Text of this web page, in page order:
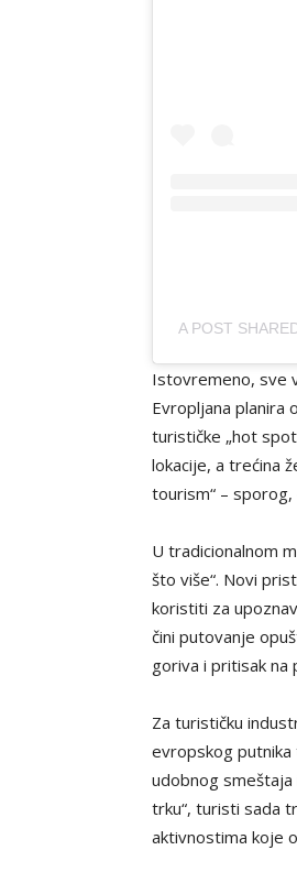
A POST
Istovremeno, sve
Evropljana planira
turističke „hot
lokacije, a trećina
tourism“ –
U tradicionalnom
što više“. Novi
koristiti za
čini putovanje
goriva i pritisak na
Za turističku
evropskog putnika
udobnog smeštaja
trku“, turisti sada
aktivnostima koje